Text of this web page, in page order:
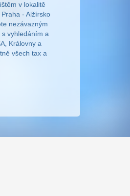
v lokalitě
- Alžírsko
nezávazným
vyhledáním a
Královny a
všech tax a